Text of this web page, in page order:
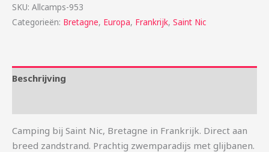
SKU: Allcamps-953
Categorieën: Bretagne, Europa, Frankrijk, Saint Nic
Beschrijving
Camping bij Saint Nic, Bretagne in Frankrijk. Direct aan
breed zandstrand. Prachtig zwemparadijs met glijbanen.